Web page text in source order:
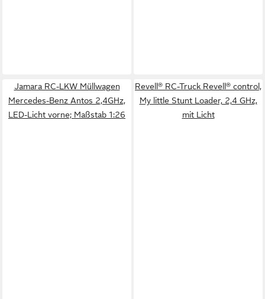
Jamara RC-LKW Müllwagen
Mercedes-Benz Antos 2,4GHz,
LED-Licht vorne; Maßstab 1:26
Revell® RC-Truck Revell® control,
My little Stunt Loader, 2,4 GHz,
mit Licht